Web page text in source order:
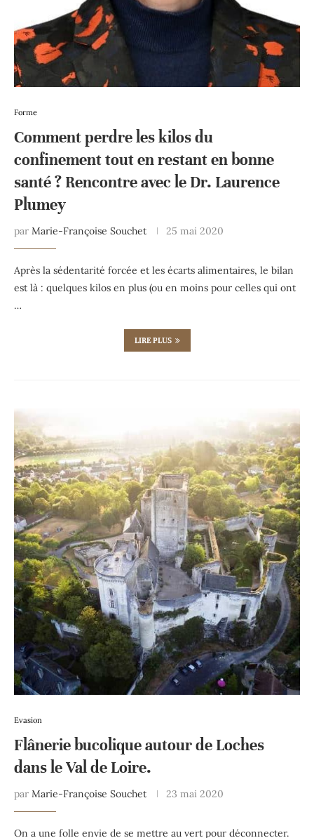
Forme
Comment perdre les kilos du
confinement tout en restant en bonne
santé ? Rencontre avec le Dr. Laurence
Plumey
par Marie-Françoise Souchet 25 mai 2020
Après la sédentarité forcée et les écarts alimentaires, le bilan
est là : quelques kilos en plus (ou en moins pour celles qui ont
…
LIRE PLUS
Evasion
Flânerie bucolique autour de Loches
dans le Val de Loire.
par Marie-Françoise Souchet 23 mai 2020
On a une folle envie de se mettre au vert pour déconnecter.